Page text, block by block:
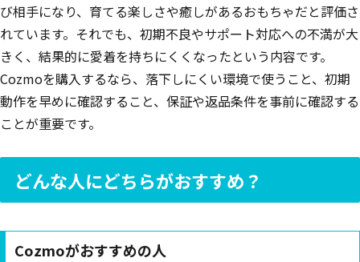
び相手になり、育てる楽しさや癒しがあるおもちゃだと評価さ
れています。それでも、初期不良やサポート対応への不満が大
きく、結果的に愛着を持ちにくくなったという内容です。
Cozmoを購入するなら、落下しにくい環境で使うこと、初期
動作を早めに確認すること、保証や返品条件を事前に確認する
ことが重要です。
どんな人にどちらがおすすめ？
Cozmoがおすすめの人